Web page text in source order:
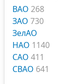
ВАО 268
ЗАО 730
ЗелАО
НАО 1140
САО 411
СВАО 641